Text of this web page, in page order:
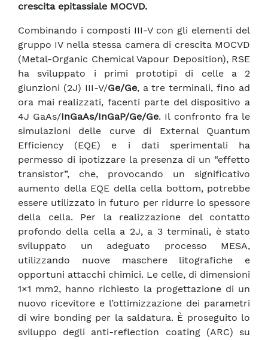
crescita epitassiale MOCVD.
Combinando i composti III-V con gli elementi del
gruppo IV nella stessa camera di crescita MOCVD
(Metal-Organic Chemical Vapour Deposition), RSE
ha sviluppato i primi prototipi di celle a 2
giunzioni (2J) III-V/Ge/Ge, a tre terminali, fino ad
ora mai realizzati, facenti parte del dispositivo a
4J GaAs/InGaAs/InGaP/Ge/Ge. Il confronto fra le
simulazioni delle curve di External Quantum
Efficiency (EQE) e i dati sperimentali ha
permesso di ipotizzare la presenza di un “effetto
transistor”, che, provocando un significativo
aumento della EQE della cella bottom, potrebbe
essere utilizzato in futuro per ridurre lo spessore
della cella. Per la realizzazione del contatto
profondo della cella a 2J, a 3 terminali, è stato
sviluppato un adeguato processo MESA,
utilizzando nuove maschere litografiche e
opportuni attacchi chimici. Le celle, di dimensioni
1×1 mm2, hanno richiesto la progettazione di un
nuovo ricevitore e l’ottimizzazione dei parametri
di wire bonding per la saldatura. È proseguito lo
sviluppo degli anti-reflection coating (ARC) su